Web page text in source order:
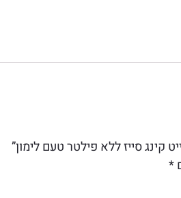
קינג סייז ללא פילטר טעם לימון”
*